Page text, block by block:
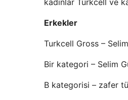
kadınlar Türkcell ve
Erkekler
Turkcell Gross –
Bir kategori – Selim
B kategorisi – zafer